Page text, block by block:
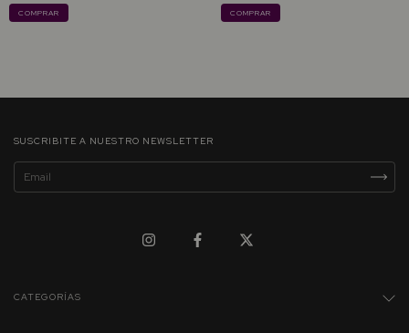
COMPRAR COMPRAR
SUSCRIBITE A NUESTRO NEWSLETTER
CATEGORÍAS